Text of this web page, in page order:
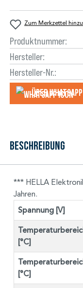
Zum Merkzettel
Produktnummer:
Hersteller:
Hersteller-Nr.:
Über
Beschreibung
*** HELLA
Jahren.
Spannung [V]
[°C]
[°C]